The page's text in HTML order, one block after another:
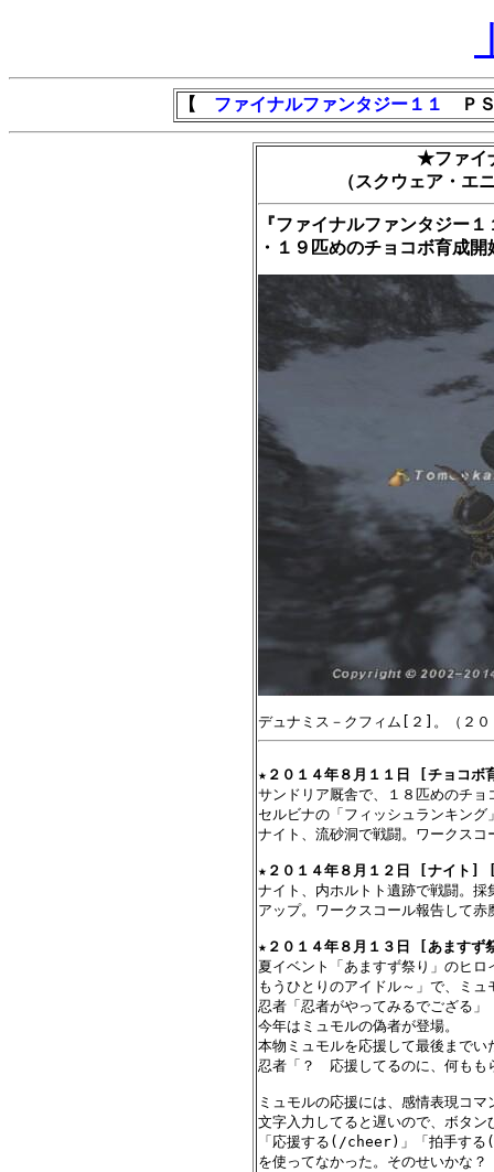
【 ファイナルファンタジー１１ ＰＳ
★ファイ
（スクウェア・エ
『ファイナルファンタジー
・１９匹めのチョコボ育成
★ ２０１４年８月１１日 [チョコ
サンドリア厩舎で、１８匹めのチ
セルビナの「フィッシュランキン
ナイト、流砂洞で戦闘。ワークス
★ ２０１４年８月１２日 [ナイ
ナイト、内ホルトト遺跡で戦闘。
アップ。ワークスコール報告して
★ ２０１４年８月１３日 [あます
夏イベント「あますず祭り」のヒ
もうひとりのアイドル～」で、ミ
忍者「忍者がやってみるでござる」
今年はミュモルの偽者が登場。
本物ミュモルを応援して最後まで
忍者「？　応援してるのに、何もも
ミュモルの応援には、感情表現コ
文字入力してると遅いので、ボタ
「応援する(/cheer)」「拍手す
を使ってなかった。そのせいかな？